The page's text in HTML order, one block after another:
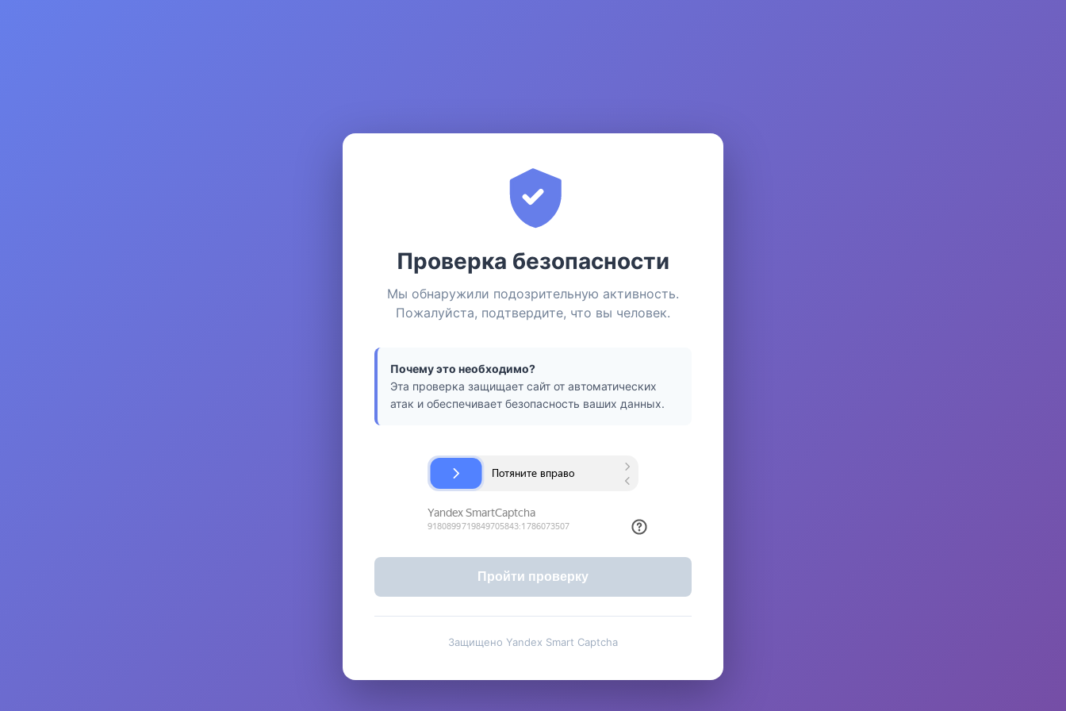
Проверка безопасности
Мы обнаружили подозрительную активность.
Пожалуйста, подтвердите, что вы человек.
Почему это необходимо?
Эта проверка защищает сайт от автоматических
атак и обеспечивает безопасность ваших данных.
Пройти проверку
Защищено Yandex Smart Captcha